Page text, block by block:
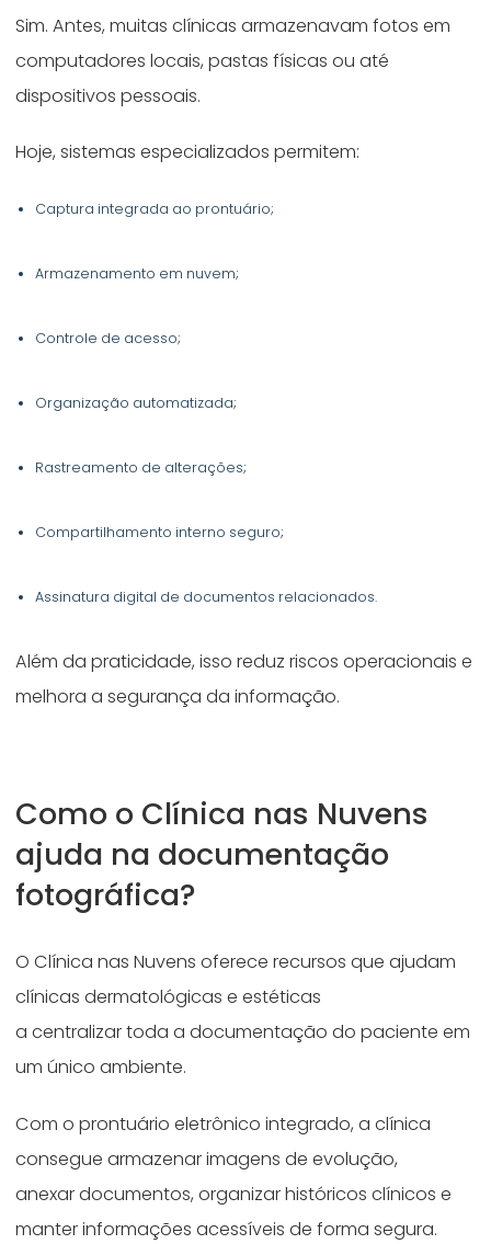
Sim. Antes, muitas clínicas armazenavam fotos em
computadores locais, pastas físicas ou até
dispositivos pessoais.
Hoje, sistemas especializados permitem:
Captura integrada ao prontuário;
Armazenamento em nuvem;
Controle de acesso;
Organização automatizada;
Rastreamento de alterações;
Compartilhamento interno seguro;
Assinatura digital de documentos relacionados.
Além da praticidade, isso reduz riscos operacionais e
melhora a segurança da informação.
Como o Clínica nas Nuvens
ajuda na documentação
fotográfica?
O Clínica nas Nuvens oferece recursos que ajudam
clínicas dermatológicas e estéticas
a centralizar toda a documentação do paciente em
um único ambiente.
Com o prontuário eletrônico integrado, a clínica
consegue armazenar imagens de evolução,
anexar documentos, organizar históricos clínicos e
manter informações acessíveis de forma segura.